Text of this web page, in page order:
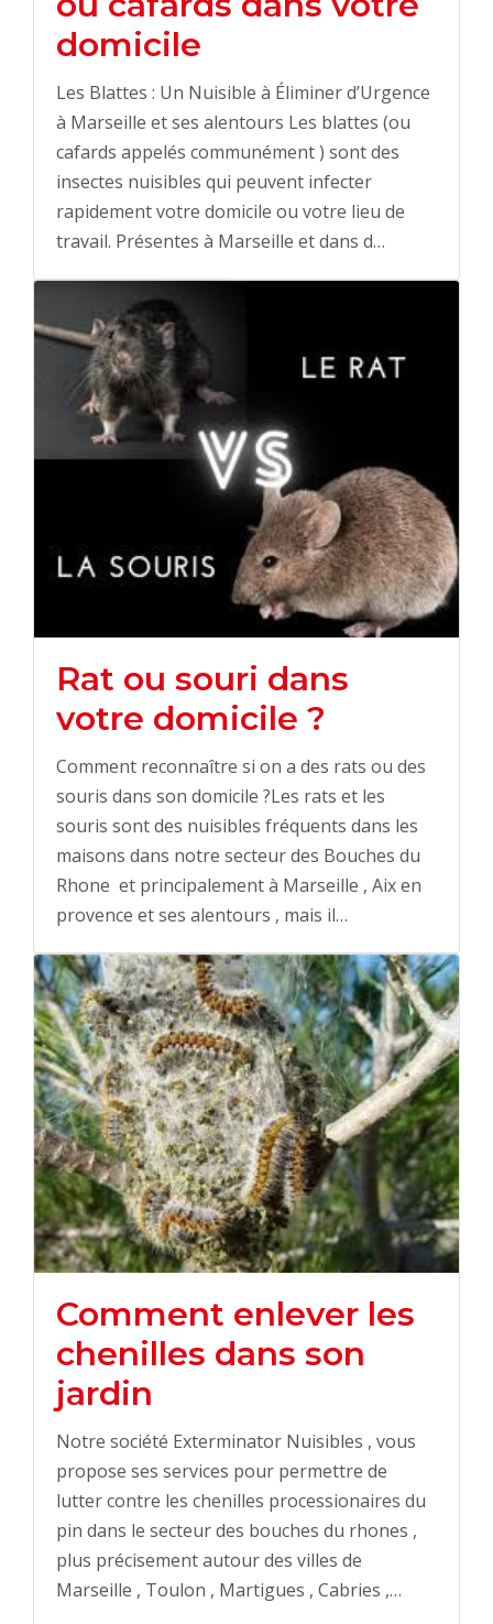
domicile
Les Blattes : Un Nuisible à Éliminer d’Urgence
à Marseille et ses alentours Les blattes (ou
cafards appelés communément ) sont des
insectes nuisibles qui peuvent infecter
rapidement votre domicile ou votre lieu de
travail. Présentes à Marseille et dans d…
Rat ou souri dans
votre domicile ?
Comment reconnaître si on a des rats ou des
souris dans son domicile ?Les rats et les
souris sont des nuisibles fréquents dans les
maisons dans notre secteur des Bouches du
Rhone et principalement à Marseille , Aix en
provence et ses alentours , mais il…
Comment enlever les
chenilles dans son
jardin
Notre société Exterminator Nuisibles , vous
propose ses services pour permettre de
lutter contre les chenilles processionaires du
pin dans le secteur des bouches du rhones ,
plus précisement autour des villes de
Marseille , Toulon , Martigues , Cabries ,…